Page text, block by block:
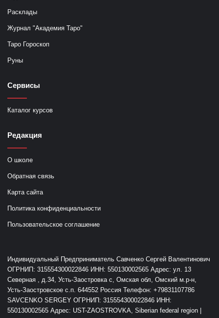
Расклады
Журнал "Академия Таро"
Таро Гороскоп
Руны
Сервисы
Каталог курсов
Редакция
О школе
Обратная связь
Карта сайта
Политика конфиденциальности
Пользовательское соглашение
Индивидуальный Предприниматель Савченко Сергей Валентинович
ОГРНИП: 315554300022846 ИНН: 550130002565 Адрес: ул. 13
Северная , д.34, Усть-Заостровка с, Омская обл, Омский м.р-н,
Усть-Заостровское с.п. 644552 Россия Телефон: +79831107786
SAVCENKO SERGEY ОГРНИП: 315554300022846 ИНН:
550130002565 Адрес: UST-ZAOSTROVKA, Siberian federal region |